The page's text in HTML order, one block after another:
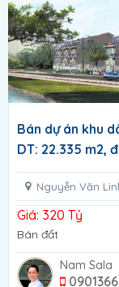
Bán dự án khu
DT: 22.335 m2,
Nguyễn Văn Linh,
Giá: 320 Tỷ
Bán đất
Nam Sala